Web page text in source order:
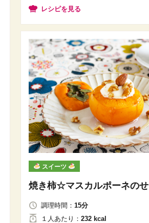
レシピを見る
スイーツ
焼き柿☆マスカルポーネのせ
調理時間： 15分
１人 あたり ： 232 kcal